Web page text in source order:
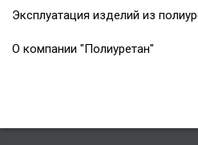
Эксплуатация изделий из
О компании "Полиуретан"